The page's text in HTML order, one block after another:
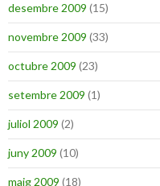
desembre 2009 (15)
novembre 2009 (33)
octubre 2009 (23)
setembre 2009 (1)
juliol 2009 (2)
juny 2009 (10)
maig 2009 (18)